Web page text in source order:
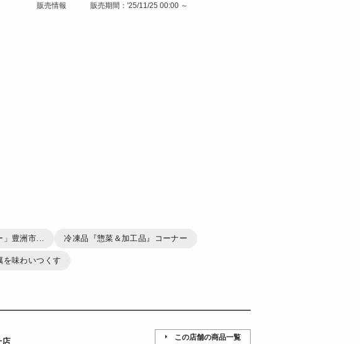
販売情報 販売期間：'25/11/25 00:00 ～
豊洲市... 冷凍品『惣菜＆加工品』コーナー
を味わいつくす
店 この店舗の商品一覧